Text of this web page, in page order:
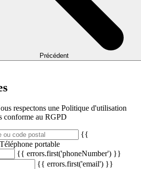
Précédent
respectons une Politique d'utilisation
conforme au RGPD
{{
Téléphone portable
{{ errors.first('phoneNumber') }}
{{ errors.first('email') }}